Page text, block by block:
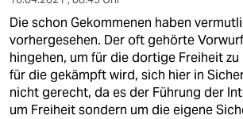
Die schon Gekommenen haben
vorhergesehen. Der oft gehörte
hingehen, um für die dortige Freiheit
für die gekämpft wird, sich hier in
nicht gerecht, da es der Führung der
um Freiheit sondern um die eigene